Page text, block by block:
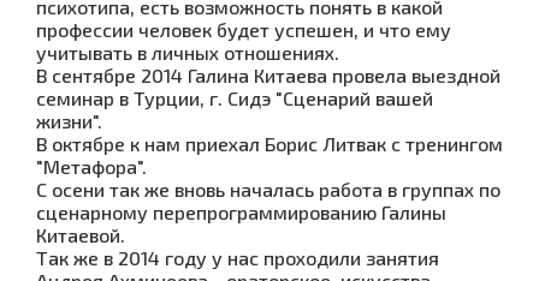
психотипа, есть возможность понять в какой
профессии человек будет успешен, и что ему
учитывать в личных отношениях.
В сентябре 2014 Галина Китаева провела выездной
семинар в Турции, г. Сидэ "Сценарий вашей
жизни".
В октябре к нам приехал Борис Литвак с тренингом
"Метафора".
С осени так же вновь началась работа в группах по
сценарному перепрограммированию Галины
Китаевой.
Так же в 2014 году у нас проходили занятия